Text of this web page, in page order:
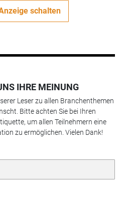
schalten
IHRE MEINUNG
Leser zu allen Branchenthemen
Bitte achten Sie bei Ihren
um allen Teilnehmern eine
zu ermöglichen. Vielen Dank!